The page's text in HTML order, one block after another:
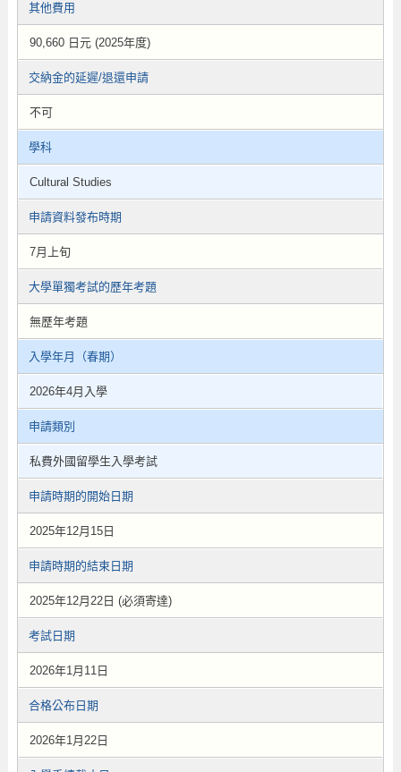
其他費用
90,660 日元 (2025年度)
交納金的延遲/退還申請
不可
學科
Cultural Studies
申請資料發布時期
7月上旬
大學單獨考試的歷年考題
無歷年考題
入學年月（春期）
2026年4月入學
申請類別
私費外國留學生入學考試
申請時期的開始日期
2025年12月15日
申請時期的結束日期
2025年12月22日 (必須寄達)
考試日期
2026年1月11日
合格公布日期
2026年1月22日